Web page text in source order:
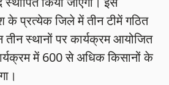
के प्रत्येक जिले में तीन टीमें गठित
तीन स्थानों पर कार्यक्रम आयोजित
में 600 से अधिक किसानों के